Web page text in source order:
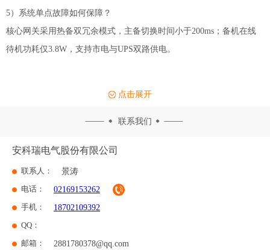
5）系统单点故障如何保障？
核心网关采用热备双冗余模式，主备切换时间小于200ms；备机在线
待机功耗仅3.8W，支持市电与UPS双路供电。
点击展开
联系我们
安科瑞电气股份有限公司
联系人： 景涛
电话： 02169153262
手机： 18702109392
QQ：
邮箱： 2881780378@qq.com